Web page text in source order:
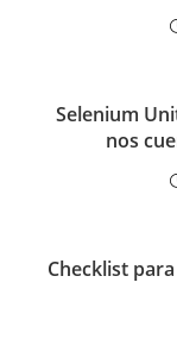
Selenium
nos
Checklist